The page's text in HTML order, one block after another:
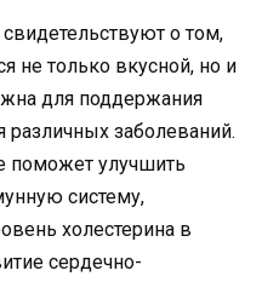
о том,
не только вкусной, но и
для поддержания
заболеваний.
поможет улучшить
систему,
холестерина в
сердечно-